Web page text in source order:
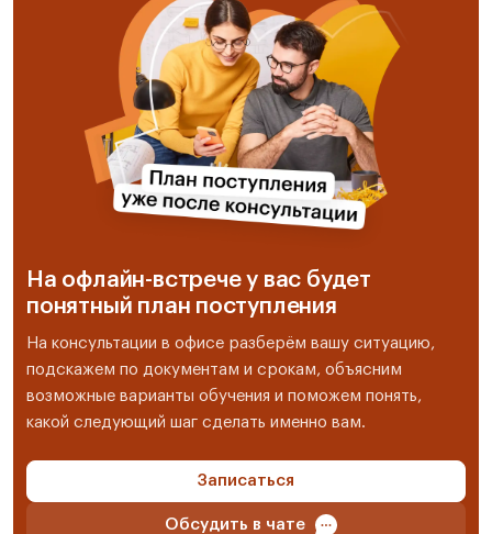
На офлайн-встрече у вас будет
понятный план поступления
На консультации в офисе разберём вашу ситуацию,
подскажем по документам и срокам, объясним
возможные варианты обучения и поможем понять,
какой следующий шаг сделать именно вам.
Записаться
Обсудить в чате